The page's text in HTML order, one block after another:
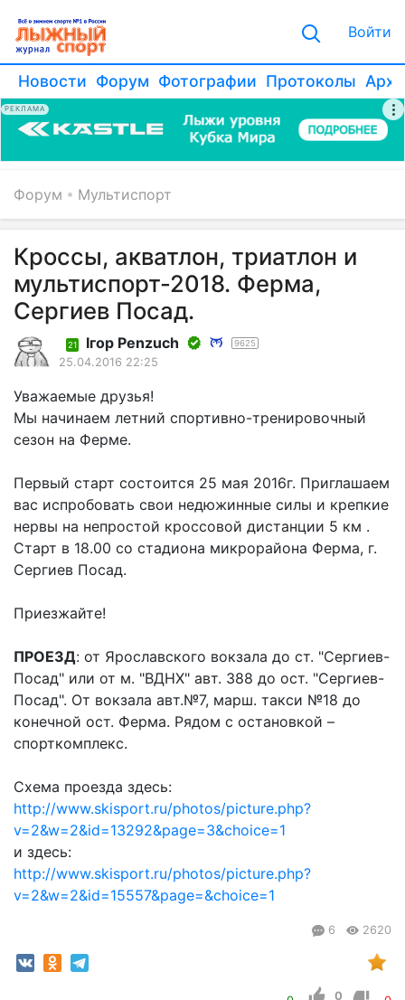
Войти
Новости Форум Фотографии Протоколы
РЕКЛАМА
Форум Мультиспорт
Кроссы, акватлон, триатлон и
мультиспорт-2018. Ферма,
Сергиев Посад.
21 Iгор Penzuch 9625
25.04.2016 22:25
Уважаемые друзья!
Мы начинаем летний спортивно-тренировочный
сезон на Ферме.
Первый старт состоится 25 мая 2016г. Приглашаем
вас испробовать свои недюжинные силы и крепкие
нервы на непростой кроссовой дистанции 5 км .
Старт в 18.00 со стадиона микрорайона Ферма, г.
Сергиев Посад.
Приезжайте!
ПРОЕЗД: от Ярославского вокзала до ст. "Сергиев-
Посад" или от м. "ВДНХ" авт. 388 до ост. "Сергиев-
Посад". От вокзала авт.№7, марш. такси №18 до
конечной ост. Ферма. Рядом с остановкой –
спорткомплекс.
Схема проезда здесь:
http://www.skisport.ru/photos/picture.php?
v=2&w=2&id=13292&page=3&choice=1
и здесь:
http://www.skisport.ru/photos/picture.php?
v=2&w=2&id=15557&page=&choice=1
6 2620
0